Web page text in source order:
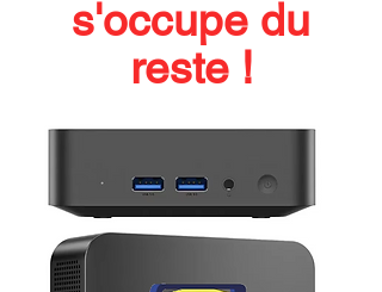
s'occupe du
reste !